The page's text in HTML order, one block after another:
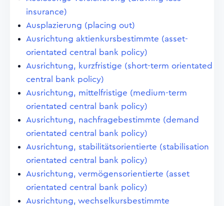
insurance)
Ausplazierung (placing out)
Ausrichtung aktienkursbestimmte (asset-
orientated central bank policy)
Ausrichtung, kurzfristige (short-term orientated
central bank policy)
Ausrichtung, mittelfristige (medium-term
orientated central bank policy)
Ausrichtung, nachfragebestimmte (demand
orientated central bank policy)
Ausrichtung, stabilitätsorientierte (stabilisation
orientated central bank policy)
Ausrichtung, vermögensorientierte (asset
orientated central bank policy)
Ausrichtung, wechselkursbestimmte